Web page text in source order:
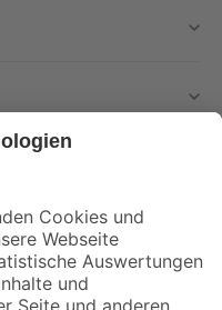
mehr verpassen!